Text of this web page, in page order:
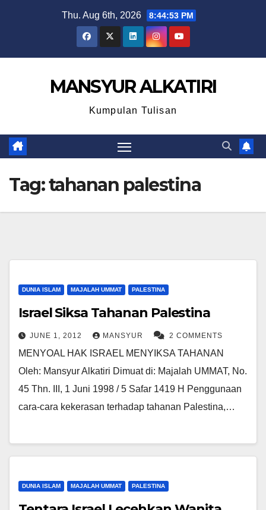
Thu. Aug 6th, 2026 8:44:53 PM
MANSYUR ALKATIRI
Kumpulan Tulisan
Tag:tahanan palestina
DUNIA ISLAM MAJALAH UMMAT PALESTINA
Israel Siksa Tahanan Palestina
JUNE 1, 2012 MANSYUR 2 COMMENTS
MENYOAL HAK ISRAEL MENYIKSA TAHANAN
Oleh: Mansyur Alkatiri Dimuat di: Majalah UMMAT, No.
45 Thn. III, 1 Juni 1998 / 5 Safar 1419 H Penggunaan
cara-cara kekerasan terhadap tahanan Palestina,…
DUNIA ISLAM MAJALAH UMMAT PALESTINA